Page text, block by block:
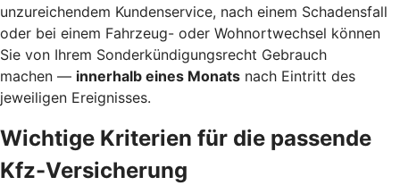
unzureichendem Kundenservice, nach einem Schadensfall
oder bei einem Fahrzeug- oder Wohnortwechsel können
Sie von Ihrem Sonderkündigungsrecht Gebrauch
machen — innerhalb eines Monats nach Eintritt des
jeweiligen Ereignisses.
Wichtige Kriterien für die passende
Kfz-Versicherung